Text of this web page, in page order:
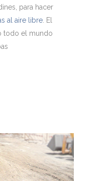
para hacer
al aire libre. El
todo el mundo